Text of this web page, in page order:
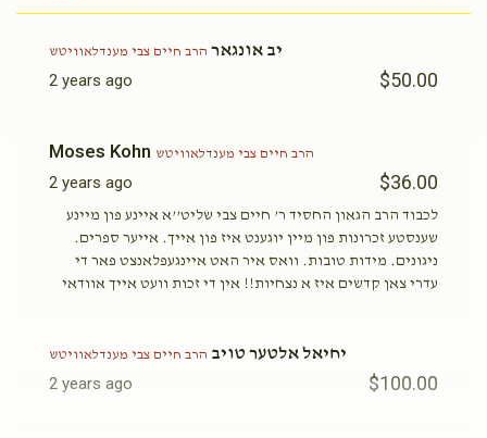
יב אונגאר הרב חיים צבי מענדלאוויטש
2 years ago $50.00
Moses Kohn הרב חיים צבי מענדלאוויטש
2 years ago $36.00
לכבוד הרב הגאון החסיד ר’ חיים צבי שליט’’א איינע פון מיינע
שענסטע זכרונות פון מיין יוגענט איז פון אייך. אייער ספרים.
ניגונים. מידות טובות. וואס איר האט איינגעפלאנצט פאר די
עדרי צאן קדשים איז א נצחיות!! אין די זכות וועט אייך אוודאי
יחיאל אלטער טויב הרב חיים צבי מענדלאוויטש
2 years ago $100.00